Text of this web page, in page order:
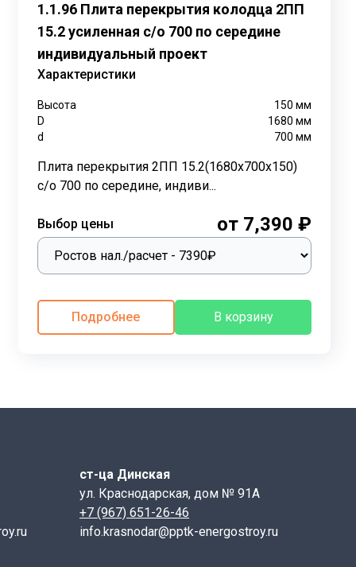
воды, грязи и мусора внутрь колодца. Также
Бетон обладает высокой прочностью и
добавляет дополнительную прочность и
стеновыми используются специальные растворы,
стеновые, днища и люки.
1.1.96 Плита перекрытия колодца 2ПП
15.2 усиленная с/о 700 по середине
индивидуальный проект
Характеристики
Высота 150 мм
D
1680 мм
d
700 мм
Плита перекрытия 2ПП 15.2(1680х700х150)
с/о 700 по середине, индиви...
Выбор цены от 7,390 ₽
Подробнее В корзину
ст-ца Динская
ул. Краснодарская, дом № 91А
+7 (967) 651-26-46
info.krasnodar@pptk-energostroy.ru